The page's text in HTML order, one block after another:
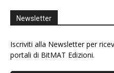
Newsletter
Iscriviti alla Newsletter per
portali di BitMAT Edizioni.